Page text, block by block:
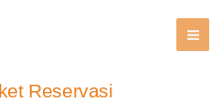
Reservasi